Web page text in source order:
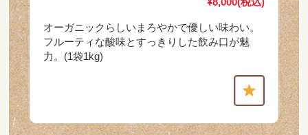
オーガニックらしいまろやかで優しい味わい。
フルーティな酸味とすっきりした飲み口が魅
力。(1袋1kg)